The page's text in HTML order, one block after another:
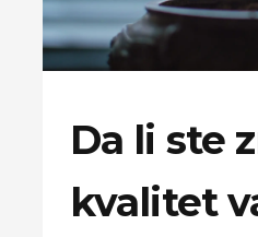
Da li ste
kvalitet